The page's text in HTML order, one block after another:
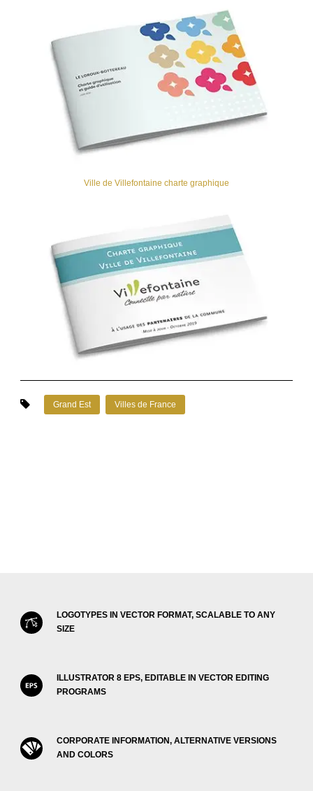
Ville de Villefontaine charte graphique
Grand Est Villes de France
LOGOTYPES IN VECTOR FORMAT, SCALABLE TO ANY
SIZE
ILLUSTRATOR 8 EPS, EDITABLE IN VECTOR EDITING
PROGRAMS
CORPORATE INFORMATION, ALTERNATIVE VERSIONS
AND COLORS